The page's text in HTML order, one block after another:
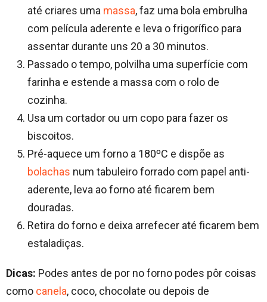
até criares uma massa, faz uma bola embrulha
com película aderente e leva o frigorífico para
assentar durante uns 20 a 30 minutos.
Passado o tempo, polvilha uma superfície com
farinha e estende a massa com o rolo de
cozinha.
Usa um cortador ou um copo para fazer os
biscoitos.
Pré-aquece um forno a 180ºC e dispõe as
bolachas num tabuleiro forrado com papel anti-
aderente, leva ao forno até ficarem bem
douradas.
Retira do forno e deixa arrefecer até ficarem bem
estaladiças.
Dicas: Podes antes de por no forno podes pôr coisas
como canela, coco, chocolate ou depois de